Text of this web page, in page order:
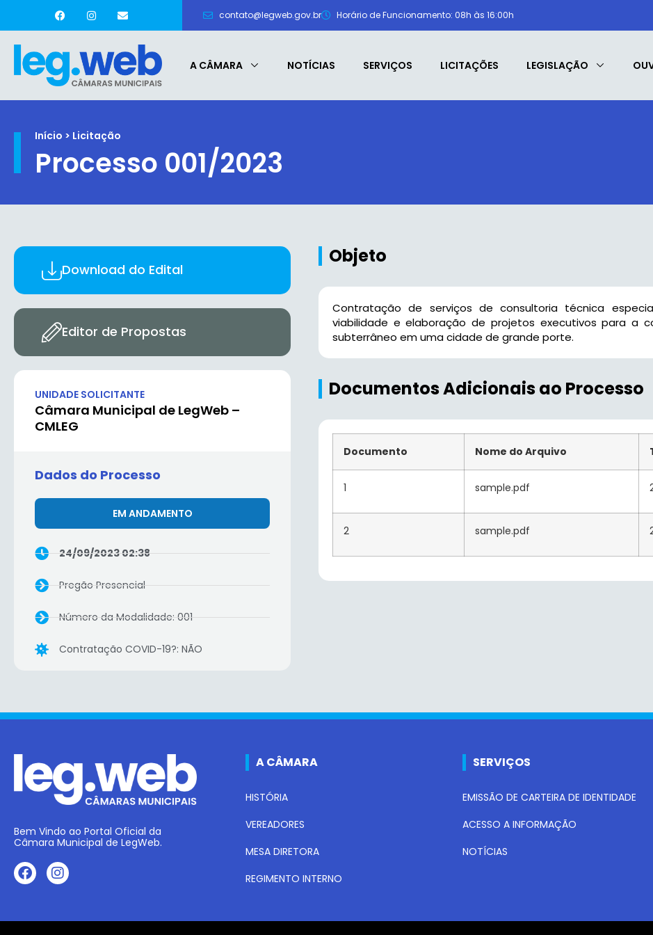
contato@legweb.gov.br Horário de Funcionamento: 08h às 16:00h
A CÂMARA NOTÍCIAS SERVIÇOS LICITAÇÕES LEGISLAÇÃO
Início > Licitação
Processo 001/2023
Download do Edital
Editor de Propostas
UNIDADE SOLICITANTE
Câmara Municipal de LegWeb –
CMLEG
Dados do Processo
EM ANDAMENTO
24/09/2023 02:38
Pregão Presencial
Número da Modalidade: 001
Contratação COVID-19?: NÃO
Objeto
Contratação de serviços de consultoria técnica
viabilidade e elaboração de projetos executivos para a
subterrâneo em uma cidade de grande porte.
Documentos Adicionais ao Processo
Documento Nome do Arquivo
1 sample.pdf
2 sample.pdf
Bem Vindo ao Portal Oficial da
Câmara Municipal de LegWeb.
A CÂMARA
HISTÓRIA
VEREADORES
MESA DIRETORA
REGIMENTO INTERNO
SERVIÇOS
EMISSÃO DE CARTEIRA DE IDENTIDADE
ACESSO A INFORMAÇÃO
NOTÍCIAS